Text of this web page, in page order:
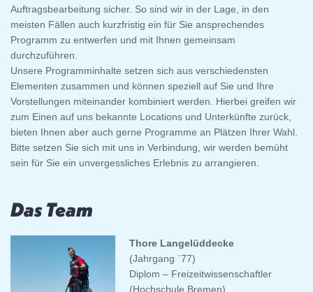
Auftragsbearbeitung sicher. So sind wir in der Lage, in den
meisten Fällen auch kurzfristig ein für Sie ansprechendes
Programm zu entwerfen und mit Ihnen gemeinsam
durchzuführen.
Unsere Programminhalte setzen sich aus verschiedensten
Elementen zusammen und können speziell auf Sie und Ihre
Vorstellungen miteinander kombiniert werden. Hierbei greifen wir
zum Einen auf uns bekannte Locations und Unterkünfte zurück,
bieten Ihnen aber auch gerne Programme an Plätzen Ihrer Wahl.
Bitte setzen Sie sich mit uns in Verbindung, wir werden bemüht
sein für Sie ein unvergessliches Erlebnis zu arrangieren.
Das Team
Thore Langelüddecke
(Jahrgang `77)
Diplom – Freizeitwissenschaftler
(Hochschule Bremen)